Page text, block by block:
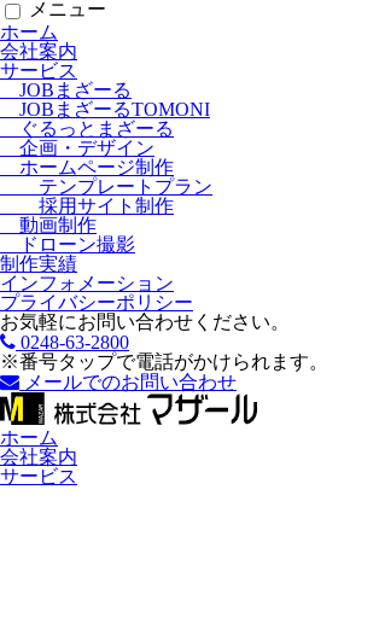
メニュー
ホーム
会社案内
サービス
JOBまざーる
JOBまざーるTOMONI
ぐるっとまざーる
企画・デザイン
ホームページ制作
テンプレートプラン
採用サイト制作
動画制作
ドローン撮影
制作実績
インフォメーション
プライバシーポリシー
お気軽にお問い合わせください。
0248-63-2800
※番号タップで電話がかけられます。
メールでのお問い合わせ
ホーム
会社案内
サービス